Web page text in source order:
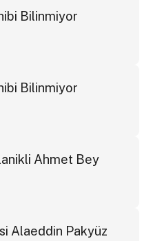
Bilinmiyor
Bilinmiyor
Ahmet Bey
Alaeddin Pakyüz